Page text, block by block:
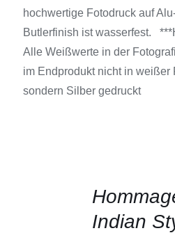
hochwertige Fotodruck auf
Butlerfinish ist wasserfest.
Alle Weißwerte in der
im Endprodukt nicht in weißer
sondern Silber gedruckt
AUSFÜHRUNG
PRODUKTIndian